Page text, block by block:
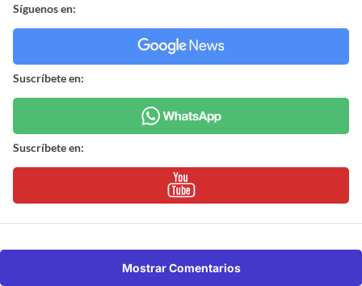
Síguenos en:
Suscríbete en:
Suscríbete en:
Mostrar Comentarios